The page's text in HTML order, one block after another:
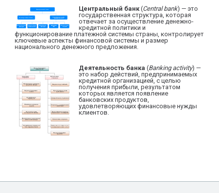
Центральный банк (Central bank) — это
государственная структура, которая
отвечает за осуществление денежно-
кредитной политики и
функционирование платежной системы страны, контролирует
ключевые аспекты финансовой системы и размер
национального денежного предложения.
Деятельность банка (Banking activity) —
это набор действий, предпринимаемых
кредитной организацией, с целью
получения прибыли, результатом
которых является появление
банковских продуктов,
удовлетворяющих финансовые нужды
клиентов.